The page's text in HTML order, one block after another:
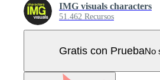
IMG visuals characters
51.462 Recursos
Gratis con PruebaNo